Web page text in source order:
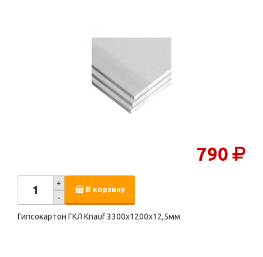
790
+
-
В корзину
Гипсокартон ГКЛ Knauf 3300х1200х12,5мм